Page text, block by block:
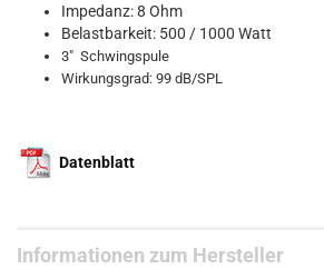
Impedanz: 8 Ohm
Belastbarkeit: 500 / 1000 Watt
3" Schwingspule
Wirkungsgrad: 99 dB/SPL
Datenblatt
Informationen zum Hersteller